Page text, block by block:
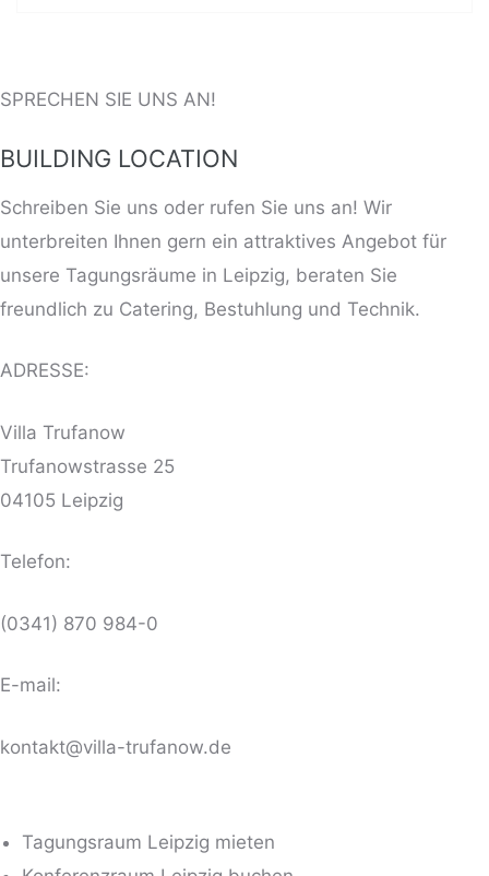
SPRECHEN SIE UNS AN!
BUILDING LOCATION
Schreiben Sie uns oder rufen Sie uns an! Wir
unterbreiten Ihnen gern ein attraktives Angebot für
unsere Tagungsräume in Leipzig, beraten Sie
freundlich zu Catering, Bestuhlung und Technik.
ADRESSE:
Villa Trufanow
Trufanowstrasse 25
04105 Leipzig
Telefon:
(0341) 870 984-0
E-mail:
kontakt@villa-trufanow.de
Tagungsraum Leipzig mieten